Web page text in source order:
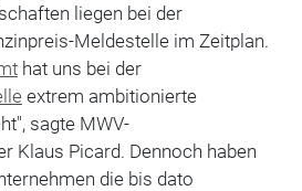
liegen bei der
Meldestelle im Zeitplan.
hat uns bei der
extrem ambitionierte
sagte MWV-
Klaus Picard. Dennoch haben
die bis dato